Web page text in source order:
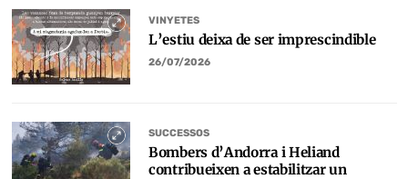
VINYETES
L’estiu deixa de ser imprescindible
26/07/2026
SUCCESSOS
Bombers d’Andorra i Heliand
contribueixen a estabilitzar un